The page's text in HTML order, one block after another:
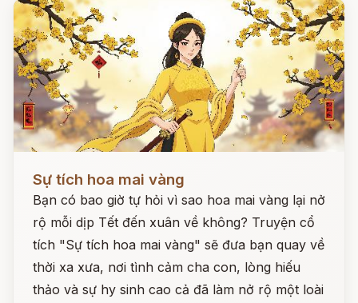
Sự tích hoa mai vàng
Bạn có bao giờ tự hỏi vì sao hoa mai vàng lại nở
rộ mỗi dịp Tết đến xuân về không? Truyện cổ
tích "Sự tích hoa mai vàng" sẽ đưa bạn quay về
thời xa xưa, nơi tình cảm cha con, lòng hiếu
thảo và sự hy sinh cao cả đã làm nở rộ một loài